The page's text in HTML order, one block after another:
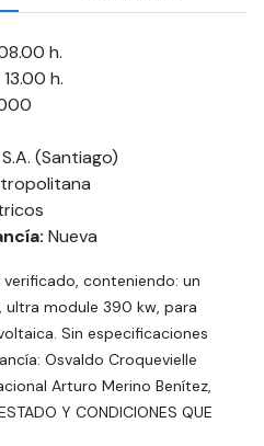
h.
h.
(Santiago)
Nueva
conteniendo: un
ultra module 390 kw, para
Sin especificaciones
Osvaldo Croquevielle
Arturo Merino Benítez,
Y CONDICIONES QUE